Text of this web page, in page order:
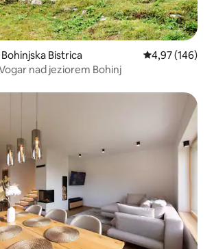
Bistrica Średnia
4,97 (146)
nad jeziorem Bohinj